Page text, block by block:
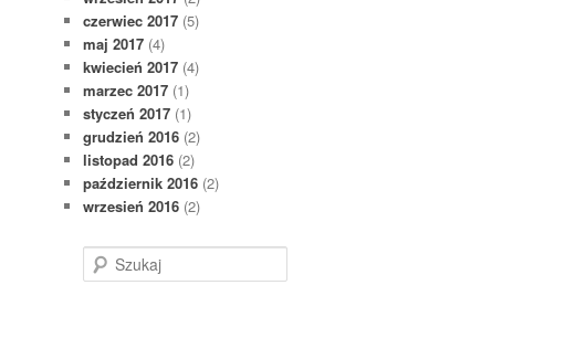
czerwiec 2017 (5)
maj 2017 (4)
kwiecień 2017 (4)
marzec 2017 (1)
styczeń 2017 (1)
grudzień 2016 (2)
listopad 2016 (2)
październik 2016 (2)
wrzesień 2016 (2)
z